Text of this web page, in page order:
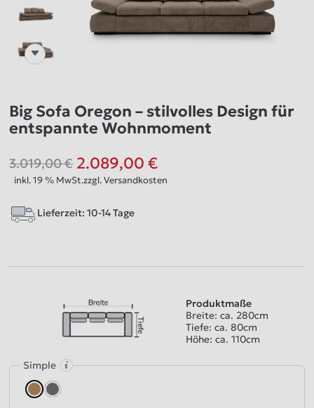
Big Sofa Oregon – stilvolles Design für
entspannte Wohnmoment
3.019,00€
Ursprünglicher
Preis
3.019,00 €
2.089,00€
Aktueller
Preis
2.089,00 €.
inkl. 19 % MwSt.zzgl.Versandkosten
Lieferzeit:10-14 Tage
Produktmaße
Breite: ca. 280cm
Tiefe: ca. 80cm
Höhe: ca. 110cm
Simple
brown